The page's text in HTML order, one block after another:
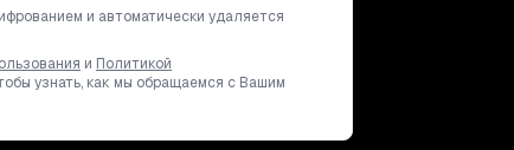
и автоматически удаляется
и Политикой
узнать, как мы обращаемся с Вашим